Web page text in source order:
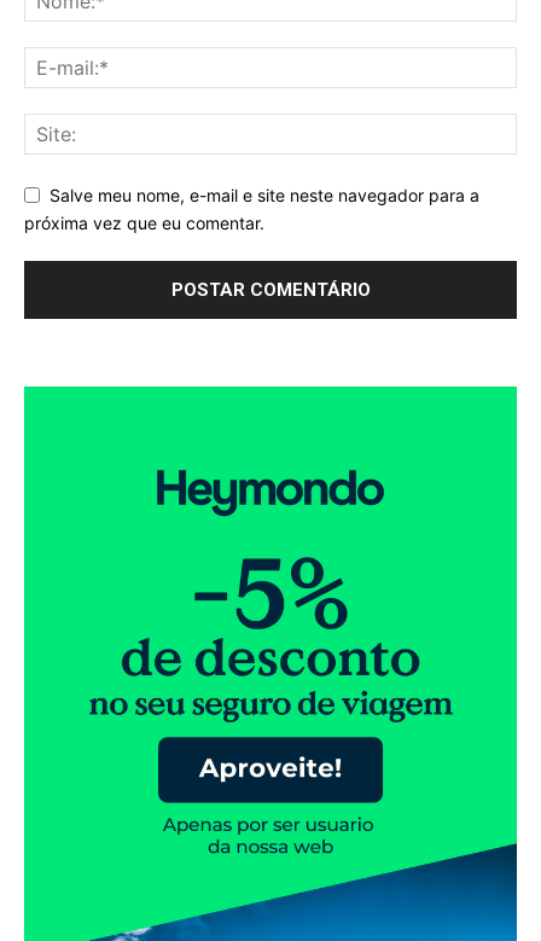
Salve meu nome, e-mail e site neste navegador para a
próxima vez que eu comentar.